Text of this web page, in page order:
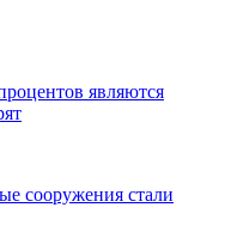
являются
сооружения стали